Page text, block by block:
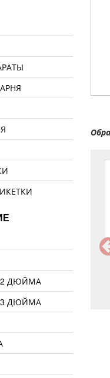
Светлый Эль
1200 руб.
ДЮЙМА
ДЮЙМА